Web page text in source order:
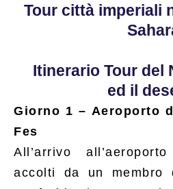
Tour città imperiali
Itinerario Tour del
ed il
Giorno 1– Aeroporto
Fes
All’arrivo
accolti da un membro